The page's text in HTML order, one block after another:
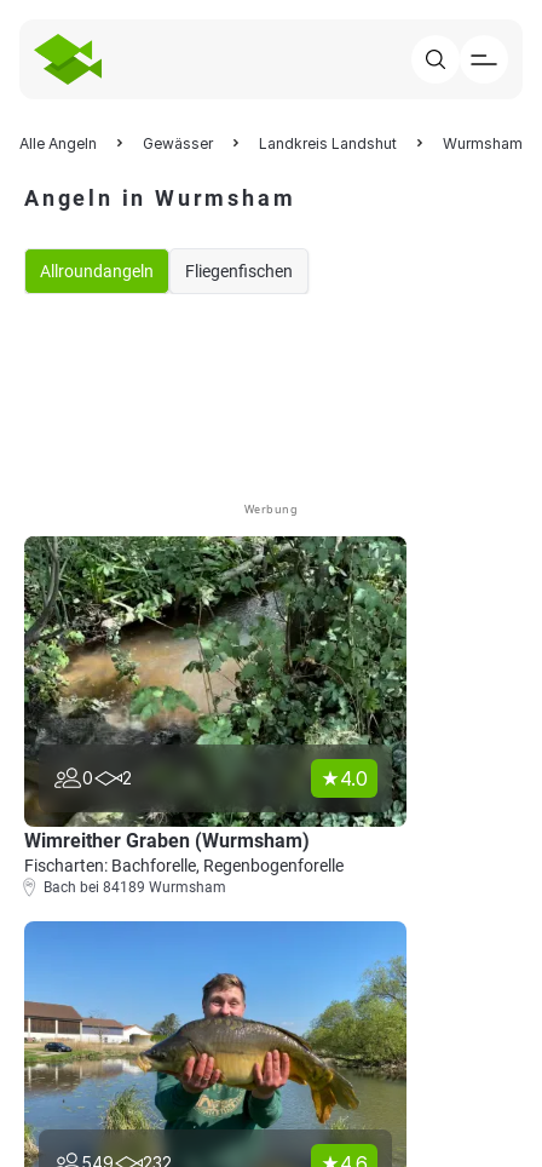
Alle Angeln Gewässer Landkreis Landshut Wurmsham
Angeln in Wurmsham
Allroundangeln Fliegenfischen
Werbung
0 2 4.0
Wimreither Graben (Wurmsham)
Fischarten: Bachforelle, Regenbogenforelle
Bach bei 84189 Wurmsham
549 232